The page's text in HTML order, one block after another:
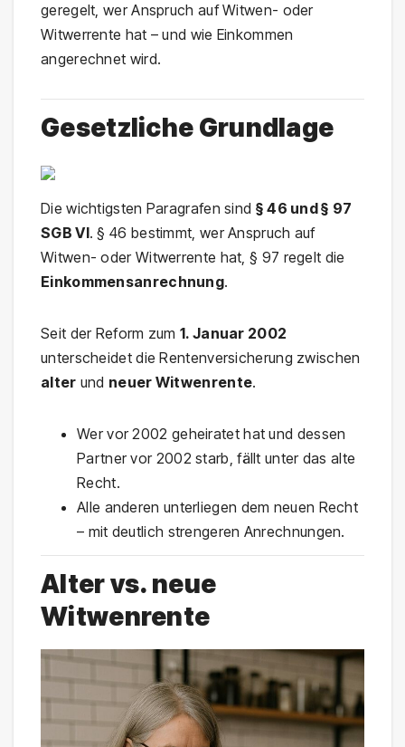
geregelt, wer Anspruch auf Witwen- oder
Witwerrente hat – und wie Einkommen
angerechnet wird.
Gesetzliche Grundlage
Die wichtigsten Paragrafen sind § 46 und § 97
SGB VI. § 46 bestimmt, wer Anspruch auf
Witwen- oder Witwerrente hat, § 97 regelt die
Einkommensanrechnung.
Seit der Reform zum 1. Januar 2002
unterscheidet die Rentenversicherung zwischen
alter und neuer Witwenrente.
Wer vor 2002 geheiratet hat und dessen
Partner vor 2002 starb, fällt unter das alte
Recht.
Alle anderen unterliegen dem neuen Recht
– mit deutlich strengeren Anrechnungen.
Alter vs. neue
Witwenrente